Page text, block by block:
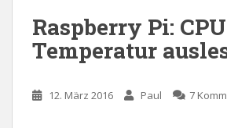
Raspberry Pi:
Temperatur
12. März 2016 Paul 7